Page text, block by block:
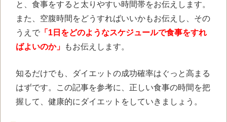
と、食事をすると太りやすい時間帯をお伝えします。
また、空腹時間をどうすればいいかもお伝えし、その
うえで 「1日をどのようなスケジュールで食事をすれ
ばよいのか」
もお伝えします。
知るだけでも、ダイエットの成功確率はぐっと高まる
はずです。この記事を参考に、正しい食事の時間を把
握して、健康的にダイエットをしていきましょう。